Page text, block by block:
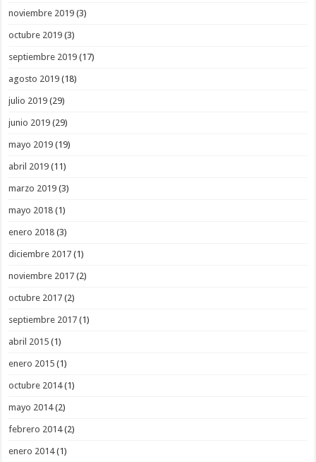
noviembre 2019 (3)
octubre 2019 (3)
septiembre 2019 (17)
agosto 2019 (18)
julio 2019 (29)
junio 2019 (29)
mayo 2019 (19)
abril 2019 (11)
marzo 2019 (3)
mayo 2018 (1)
enero 2018 (3)
diciembre 2017 (1)
noviembre 2017 (2)
octubre 2017 (2)
septiembre 2017 (1)
abril 2015 (1)
enero 2015 (1)
octubre 2014(1)
mayo 2014(2)
febrero 2014(2)
enero 2014(1)